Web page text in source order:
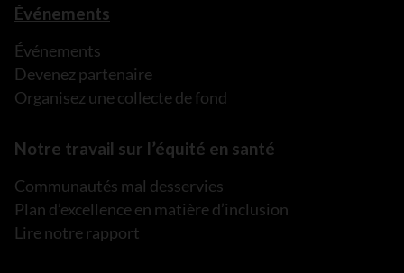
Événements
Événements
Devenez partenaire
Organisez une collecte de fond
Notre travail sur l’équité en santé
Communautés mal desservies
Plan d’excellence en matière d’inclusion
Lire notre rapport